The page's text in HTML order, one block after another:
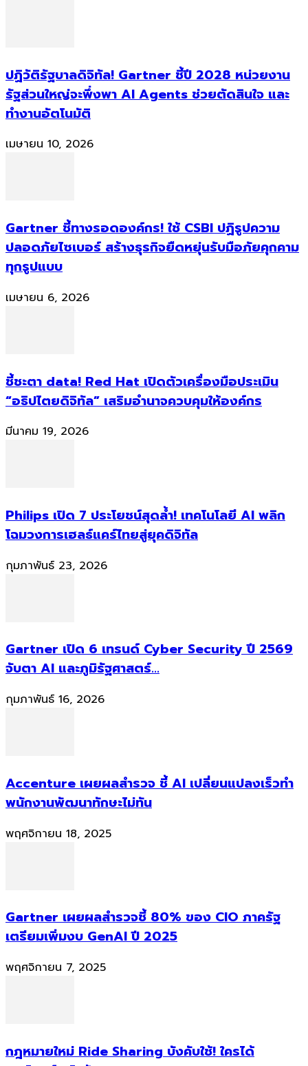
ปฏิวัติรัฐบาลดิจิทัล! Gartner ชี้ปี 2028 หน่วยงาน
รัฐส่วนใหญ่จะพึ่งพา AI Agents ช่วยตัดสินใจ และ
ทำงานอัตโนมัติ
เมษายน 10, 2026
Gartner ชี้ทางรอดองค์กร! ใช้ CSBI ปฏิรูปความ
ปลอดภัยไซเบอร์ สร้างธุรกิจยืดหยุ่นรับมือภัยคุกคาม
ทุกรูปแบบ
เมษายน 6, 2026
ชี้ชะตา data! Red Hat เปิดตัวเครื่องมือประเมิน
“อธิปไตยดิจิทัล” เสริมอำนาจควบคุมให้องค์กร
มีนาคม 19, 2026
Philips เปิด 7 ประโยชน์สุดล้ำ! เทคโนโลยี AI พลิก
โฉมวงการเฮลธ์แคร์ไทยสู่ยุคดิจิทัล
กุมภาพันธ์ 23, 2026
Gartner เปิด 6 เทรนด์ Cyber Security ปี 2569
จับตา AI และภูมิรัฐศาสตร์...
กุมภาพันธ์ 16, 2026
Accenture เผยผลสำรวจ ชี้ AI เปลี่ยนแปลงเร็วทำ
พนักงานพัฒนาทักษะไม่ทัน
พฤศจิกายน 18, 2025
Gartner เผยผลสำรวจชี้ 80% ของ CIO ภาครัฐ
เตรียมเพิ่มงบ GenAI ปี 2025
พฤศจิกายน 7, 2025
กฎหมายใหม่ Ride Sharing บังคับใช้! ใครได้